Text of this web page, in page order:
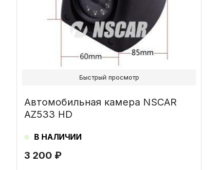
3 200 ₽
Автомобильная камера NSCAR
AZ533 HD
В НАЛИЧИИ
Быстрый просмотр